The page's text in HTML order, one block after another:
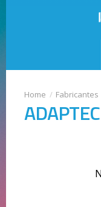
Fabricantes
ADAPTEC